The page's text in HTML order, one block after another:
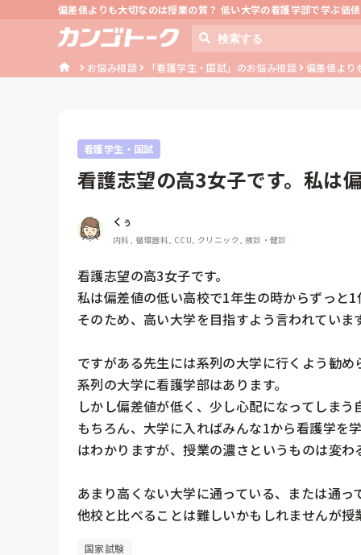
偏差値よりも大切なのは授業の質？ 低い大学の看護学部で学ぶ価
お悩み相談 「看護学生・国試」のお悩み相談 偏差値より
看護学生・国試
看護志望の高3女子です。私は
くぅ
内科, 循環器科, CCU, クリニック, 検診・健診
看護志望の高3女子です。
私は偏差値の低い高校で1年生の時からずっと
そのため、高い大学を目指すよう言われていま
ですがある先生には系列の大学に行くよう勧め
系列の大学に看護学部はあります。
しかし偏差値が低く、少し心配になってしまう
もちろん、大学に入ればみんな1から看護学を
はわかりますが、授業の濃さというものは変
あまり高くない大学に通っている、または通っ
他校と比べることは難しいかもしれませんが
国家試験